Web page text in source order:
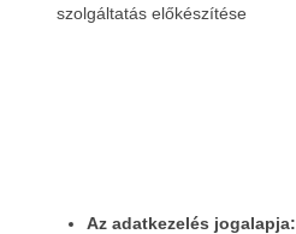
szolgáltatás előkészítése
Az adatkezelés jogalapja: